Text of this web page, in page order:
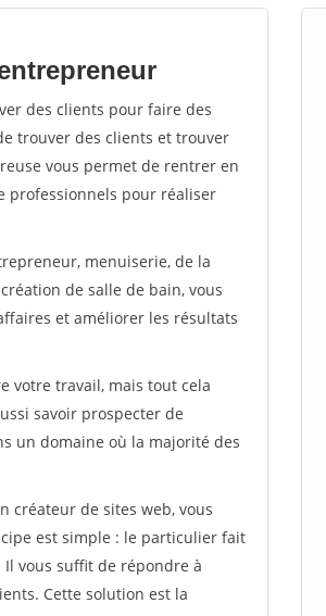
des clients pour faire des
trouver des clients et trouver
vous permet de rentrer en
professionnels pour réaliser
menuiserie, de la
de salle de bain, vous
et améliorer les résultats
votre travail, mais tout cela
savoir prospecter de
un domaine où la majorité des
créateur de sites web, vous
est simple : le particulier fait
vous suffit de répondre à
Cette solution est la